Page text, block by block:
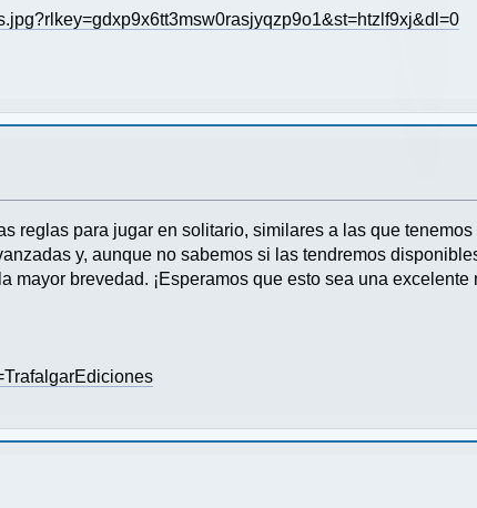
reglas para jugar en solitario, similares a las que tenemos
y, aunque no sabemos si las tendremos
brevedad. ¡Esperamos que esto sea una excelente